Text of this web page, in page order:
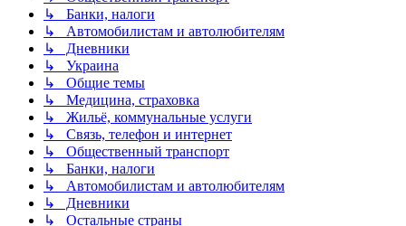
↳ Банки, налоги
↳ Автомобилистам и автолюбителям
↳ Дневники
↳ Украина
↳ Общие темы
↳ Медицина, страховка
↳ Жильё, коммунальные услуги
↳ Связь, телефон и интернет
↳ Общественный транспорт
↳ Банки, налоги
↳ Автомобилистам и автолюбителям
↳ Дневники
↳ Остальные страны